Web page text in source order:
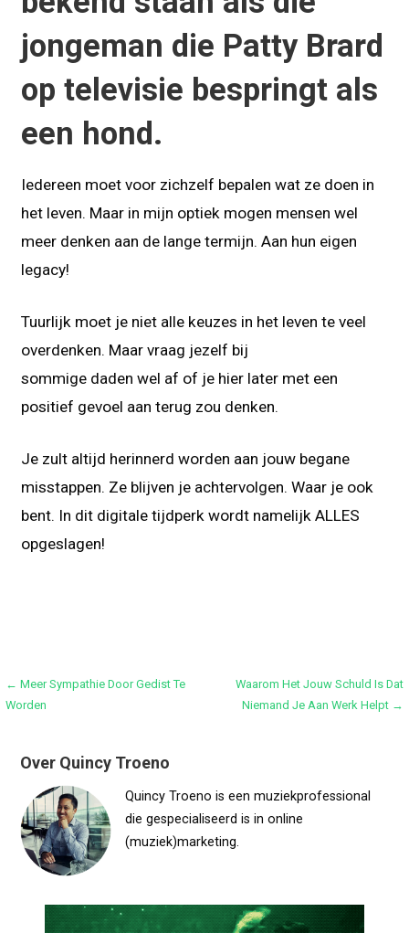
jongeman die Patty Brard
op televisie bespringt als
een hond.
Iedereen moet voor zichzelf bepalen wat ze doen in
het leven. Maar in mijn optiek mogen mensen wel
meer denken aan de lange termijn. Aan hun eigen
legacy!
Tuurlijk moet je niet alle keuzes in het leven te veel
overdenken. Maar vraag jezelf bij
sommige daden wel af of je hier later met een
positief gevoel aan terug zou denken.
Je zult altijd herinnerd worden aan jouw begane
misstappen. Ze blijven je achtervolgen. Waar je ook
bent. In dit digitale tijdperk wordt namelijk ALLES
opgeslagen!
Bericht
← Meer Sympathie Door Gedist Te
Worden
Waarom Het Jouw Schuld Is Dat
Niemand Je Aan Werk Helpt →
Over Quincy Troeno
Quincy Troeno is een muziekprofessional
die gespecialiseerd is in online
(muziek)marketing.